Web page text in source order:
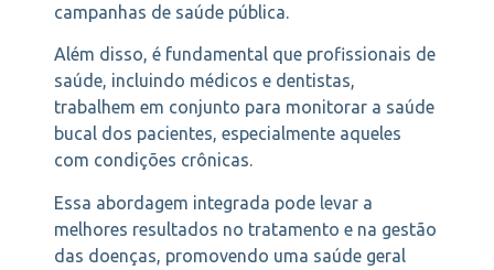
campanhas de saúde pública.
Além disso, é fundamental que profissionais de
saúde, incluindo médicos e dentistas,
trabalhem em conjunto para monitorar a saúde
bucal dos pacientes, especialmente aqueles
com condições crônicas.
Essa abordagem integrada pode levar a
melhores resultados no tratamento e na gestão
das doenças, promovendo uma saúde geral